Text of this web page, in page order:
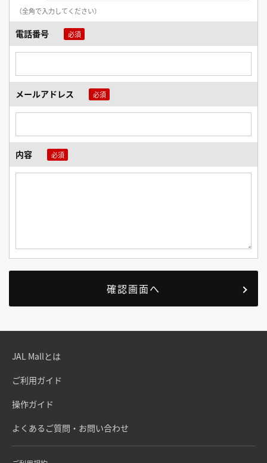
（全角で入力してください）
電話番号
メールアドレス
内容
JAL Mallとは
ご利用ガイド
操作ガイド
よくあるご質問・お問い合わせ